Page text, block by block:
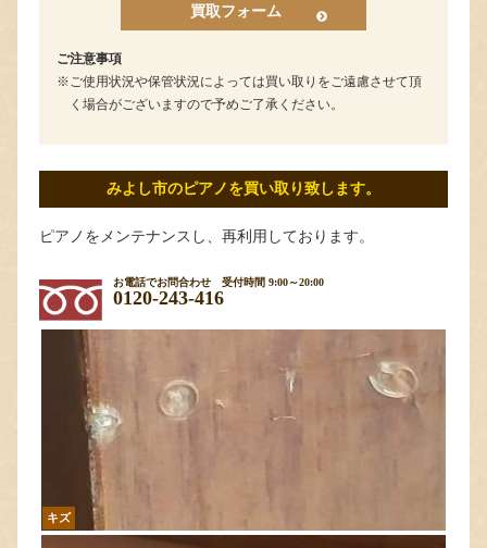
買取フォーム
ご注意事項
ご使用状況や保管状況によっては買い取りをご遠慮させて頂
く場合がございますので予めご了承ください。
みよし市のピアノを買い取り致します。
ピアノをメンテナンスし、再利用しております。
お電話でお問合わせ 受付時間 9:00～20:00
0120-243-416
キズ